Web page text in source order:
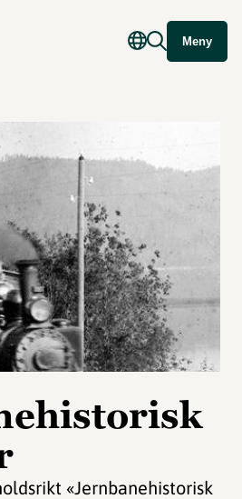
Meny
«Jernbanehistorisk